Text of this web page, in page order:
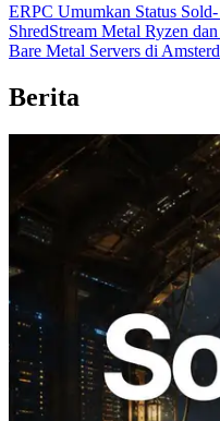
ERPC Umumkan Status
ShredStream Metal Ryzen
Bare Metal Servers di
Berita
2026.08.05